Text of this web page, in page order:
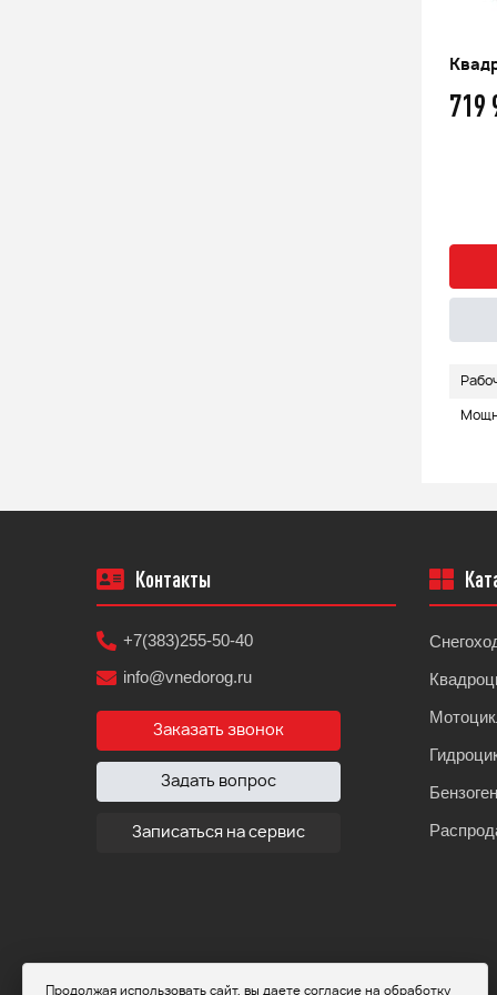
Продолжая использовать сайт, вы даете согласие на обработку
719
Контакты
+7(383)255-50-40
info@vnedorog.ru
Заказать звонок
Задать вопрос
Записаться на сервис